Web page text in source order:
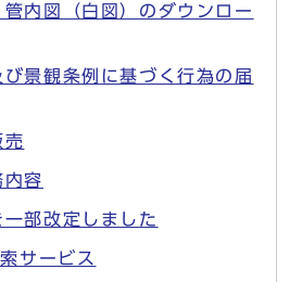
内図（白図）のダウンロー
景観条例に基づく行為の届
売
内容
部改定しました
サービス